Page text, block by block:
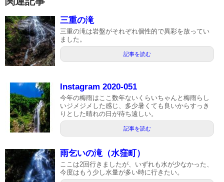
三重の滝
三重の滝は岩盤がそれぞれ個性的で異彩を放ってい
ました。
記事を読む
Instagram 2020-051
今年の梅雨はここ数年ないくらいちゃんと梅雨らし
いジメジメした感じ、多少暑くても良いからすっき
りとした晴れの日が待ち遠しい。
記事を読む
雨乞いの滝（水窪町）
ここは2回行きましたが、いずれも水が少なかった、
今度はもう少し水量が多い時に行きたい。